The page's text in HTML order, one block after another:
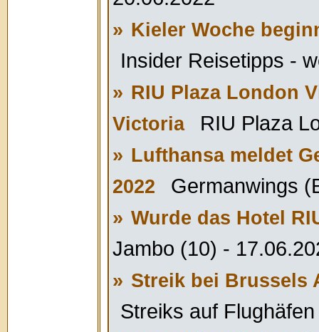
» Kieler Woche
Insider Reisetipps -
» RIU Plaza London
Victoria
RIU Plaza
» Lufthansa meldet
2022
Germanwings
» Wurde das Hotel
Jambo (10) -
» Streik bei Brussels
Streiks auf